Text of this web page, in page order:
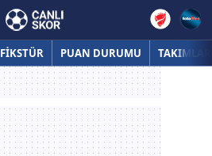
FİKSTÜR PUAN DURUMU TAKIMLAR